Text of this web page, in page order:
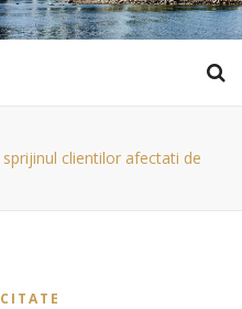
clientilor afectati de